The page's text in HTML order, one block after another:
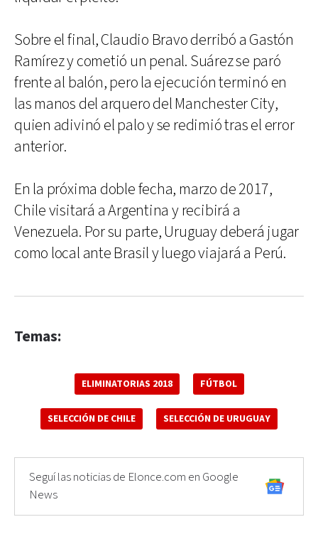
Sobre el final, Claudio Bravo derribó a Gastón
Ramírez y cometió un penal. Suárez se paró
frente al balón, pero la ejecución terminó en
las manos del arquero del Manchester City,
quien adivinó el palo y se redimió tras el error
anterior.
En la próxima doble fecha, marzo de 2017,
Chile visitará a Argentina y recibirá a
Venezuela. Por su parte, Uruguay deberá jugar
como local ante Brasil y luego viajará a Perú.
Temas:
ELIMINATORIAS 2018 FÚTBOL
SELECCIÓN DE CHILE SELECCIÓN DE URUGUAY
Seguí las noticias de Elonce.com en Google
News